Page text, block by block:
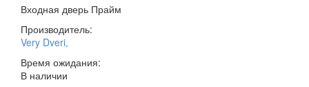
Входная дверь Прайм
Производитель:
Very Dveri,
Время ожидания:
В наличии